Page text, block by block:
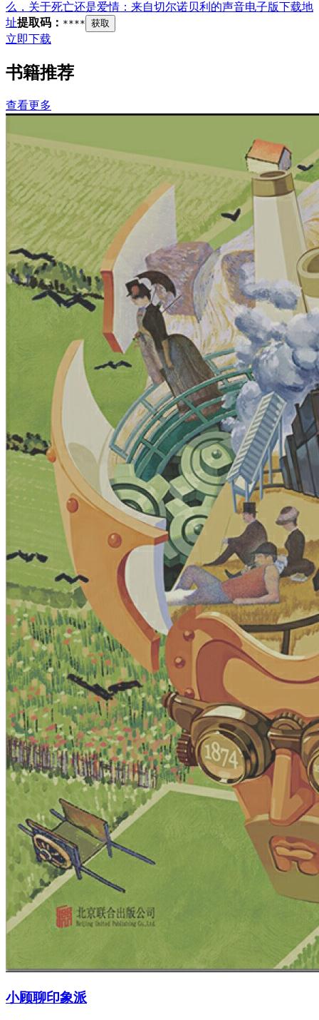
么，关于死亡还是爱情：来自切尔诺贝利的声音电子版下载地
址提取码： **** 获取
立即下载
书籍推荐
查看更多
小顾聊印象派